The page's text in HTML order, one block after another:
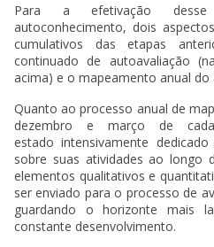
Para a efetivação
autoconhecimento, dois
cumulativos das etapas
continuado de autoavaliação
acima) e o mapeamento anual do
Quanto ao processo anual de
dezembro e março de
estado intensivamente
sobre suas atividades ao longo
elementos qualitativos e
ser enviado para o processo de
guardando o horizonte mais
constante desenvolvimento.